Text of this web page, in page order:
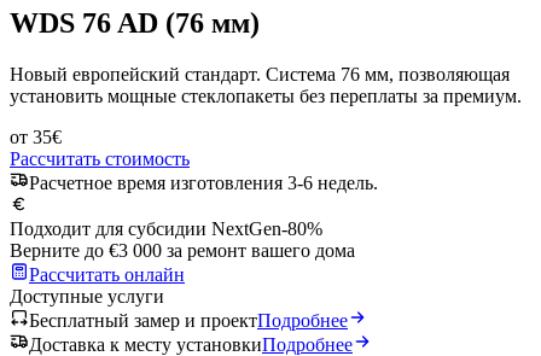
WDS 76 AD (76 мм)
Новый европейский стандарт. Система 76 мм, позволяющая
установить мощные стеклопакеты без переплаты за премиум.
от 35€
Рассчитать стоимость
Расчетное время изготовления 3-6 недель.
Подходит для субсидии NextGen-80%
Верните до €3 000 за ремонт вашего дома
Рассчитать онлайн
Доступные услуги
Бесплатный замер и проектПодробнее
Доставка к месту установкиПодробнее